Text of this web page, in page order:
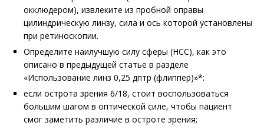
окклюдером), извлеките из пробной оправы
цилиндрическую линзу, сила и ось которой установлены
при ретиноскопии.
Определите наилучшую силу сферы (НСС), как это
описано в предыдущей статье в разделе
«Использование линз 0,25 дптр (флиппер)»*:
если острота зрения 6/18, стоит воспользоваться
большим шагом в оптической силе, чтобы пациент
смог заметить различие в остроте зрения;